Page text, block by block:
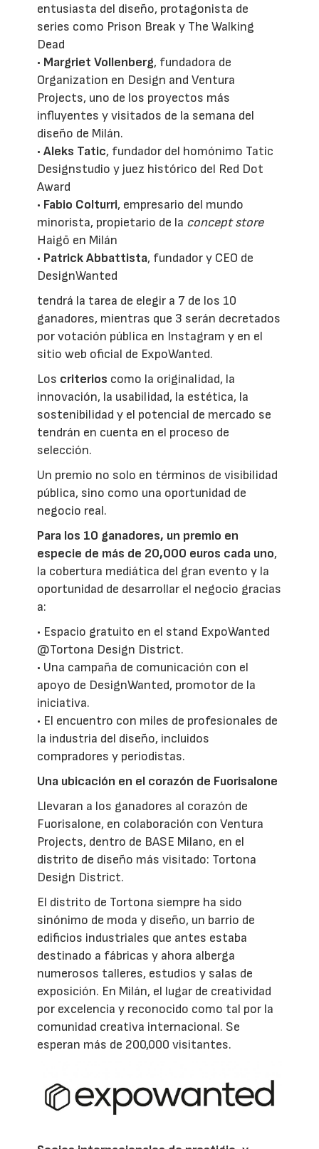
entusiasta del diseño, protagonista de
series como Prison Break y The Walking
Dead
• Margriet Vollenberg, fundadora de
Organization en Design and Ventura
Projects, uno de los proyectos más
influyentes y visitados de la semana del
diseño de Milán.
•Aleks Tatic, fundador del homónimo Tatic
Designstudio y juez histórico del Red Dot
Award
• Fabio Colturri, empresario del mundo
minorista, propietario de la concept store
Haigō en Milán
• Patrick Abbattista, fundador y CEO de
DesignWanted
tendrá la tarea de elegir a 7 de los 10
ganadores, mientras que 3 serán decretados
por votación pública en Instagram y en el
sitio web oficial de ExpoWanted.
Los criterios como la originalidad, la
innovación, la usabilidad, la estética, la
sostenibilidad y el potencial de mercado se
tendrán en cuenta en el proceso de
selección.
Un premio no solo en términos de visibilidad
pública, sino como una oportunidad de
negocio real.
Para los 10 ganadores, un premio en
especie de más de 20,000 euros cada uno,
la cobertura mediática del gran evento y la
oportunidad de desarrollar el negocio gracias
a:
• Espacio gratuito en el stand ExpoWanted
@Tortona Design District.
• Una campaña de comunicación con el
apoyo de DesignWanted, promotor de la
iniciativa.
• El encuentro con miles de profesionales de
la industria del diseño, incluidos
compradores y periodistas.
Una ubicación en el corazón de Fuorisalone
Llevaran a los ganadores al corazón de
Fuorisalone, en colaboración con Ventura
Projects, dentro de BASE Milano, en el
distrito de diseño más visitado: Tortona
Design District.
El distrito de Tortona siempre ha sido
sinónimo de moda y diseño, un barrio de
edificios industriales que antes estaba
destinado a fábricas y ahora alberga
numerosos talleres, estudios y salas de
exposición. En Milán, el lugar de creatividad
por excelencia y reconocido como tal por la
comunidad creativa internacional. Se
esperan más de 200,000 visitantes.